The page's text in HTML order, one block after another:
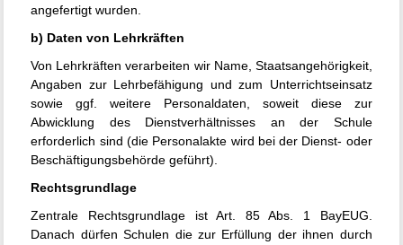
angefertigt wurden.
b) Daten von Lehrkräften
Von Lehrkräften verarbeiten wir Name, Staatsangehörigkeit,
Angaben zur Lehrbefähigung und zum Unterrichtseinsatz
sowie ggf. weitere Personaldaten, soweit diese zur
Abwicklung des Dienstverhältnisses an der Schule
erforderlich sind (die Personalakte wird bei der Dienst- oder
Beschäftigungsbehörde geführt).
Rechtsgrundlage
Zentrale Rechtsgrundlage ist Art. 85 Abs. 1 BayEUG.
Danach dürfen Schulen die zur Erfüllung der ihnen durch